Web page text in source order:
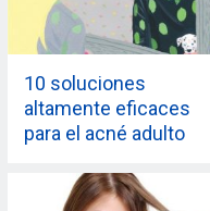
10 soluciones
altamente eficaces
para el acné adulto